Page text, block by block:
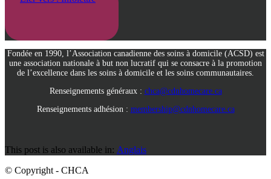
Fondée en 1990, l’Association canadienne des soins à domicile (ACSD) est
une association nationale à but non lucratif qui se consacre à la promotion
de l’excellence dans les soins à domicile et les soins communautaires.
Renseignements généraux : chca@cdnhomecare.ca
Renseignements adhésion : membership@cdnhomecare.ca
This post is also available in: Anglais
© Copyright - CHCA